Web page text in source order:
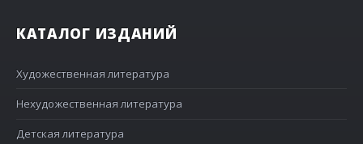
КАТАЛОГ ИЗДАНИЙ
Художественная литература
Нехудожественная литература
Детская литература